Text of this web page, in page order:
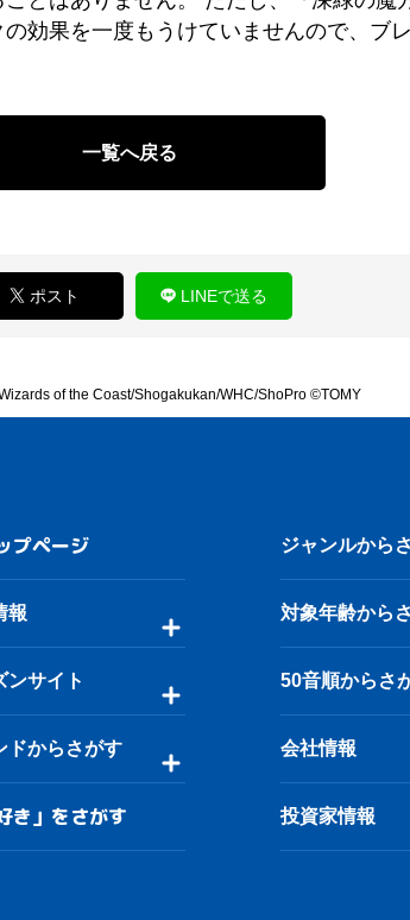
効果を一度もうけていませんので、ブ
一覧へ戻る
ポスト LINEで送る
of the Coast/Shogakukan/WHC/ShoPro ©TOMY
プページ
報
ンサイト
ドからさがす
き」をさがす
ジャンルから
対象年齢から
50音順からさ
会社情報
投資家情報